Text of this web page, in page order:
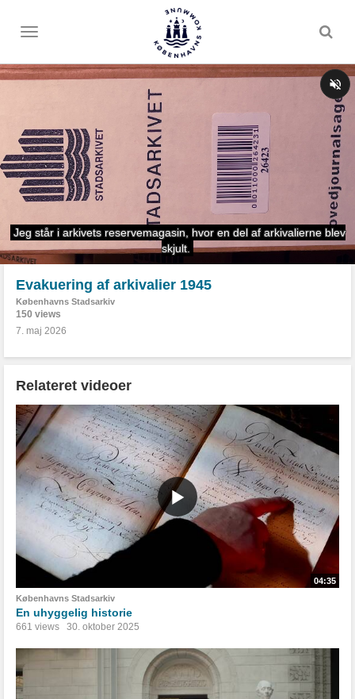
Toggle
Evakuering af arkivalier 1945
Københavns Stadsarkiv
150 views
7. maj 2026
Relateret videoer
04:35
Københavns Stadsarkiv
En uhyggelig historie
661 views 30. oktober 2025